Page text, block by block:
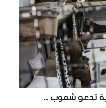
تدعو شعوب ...